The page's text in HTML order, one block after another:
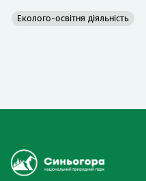
Еколого-освітня діяльність